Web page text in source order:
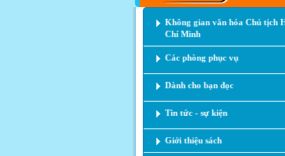
Không gian văn hóa Chủ tịch
Chí Minh
Các phòng phục vụ
Dành cho bạn đọc
Tin tức - sự kiện
Giới thiệu sách